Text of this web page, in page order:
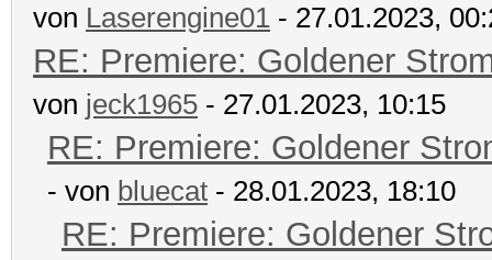
von Laserengine01 - 27.01.2023,
RE: Premiere: Goldener
von jeck1965 - 27.01.2023, 10:15
RE: Premiere: Goldener
- von bluecat - 28.01.2023, 18:10
RE: Premiere: Goldener